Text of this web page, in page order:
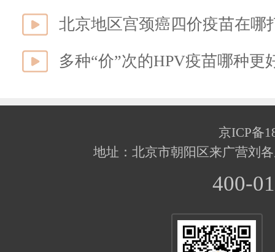
北京地区宫颈癌四价疫苗在哪
多种“价”次的HPV疫苗哪种
京ICP备
地址：北京市朝阳区来广营刘
400-